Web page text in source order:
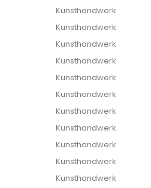
Kunsthandwerk
Kunsthandwerk
Kunsthandwerk
Kunsthandwerk
Kunsthandwerk
Kunsthandwerk
Kunsthandwerk
Kunsthandwerk
Kunsthandwerk
Kunsthandwerk
Kunsthandwerk